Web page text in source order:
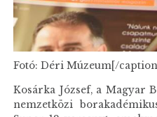
Fotó: Déri Múzeum[/caption]
Kosárka József, a Magyar
nemzetközi